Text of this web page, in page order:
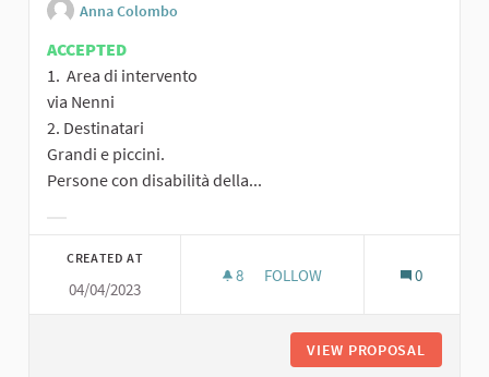
Anna Colombo
ACCEPTED
1. Area di intervento
via Nenni
2. Destinatari
Grandi e piccini.
Persone con disabilità della...
CREATED AT
04/04/2023
8 8 FOLLOWERS
FOLLOW 0
VIEW PROPOSAL